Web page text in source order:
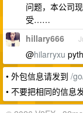
问题，本公司
受……
hillary666
@hilarryxu
• 外包信息请发到 /
• 不要把相同的信息